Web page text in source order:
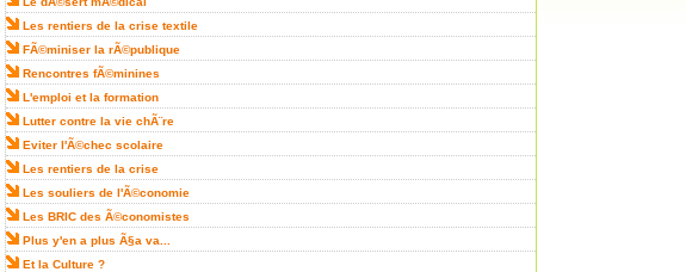
Les rentiers de la crise textile
FÃ©miniser la rÃ©publique
Rencontres fÃ©minines
L'emploi et la formation
Lutter contre la vie chÃ¨re
Eviter l'Ã©chec scolaire
Les rentiers de la crise
Les souliers de l'Ã©conomie
Les BRIC des Ã©conomistes
Plus y'en a plus Ã§a va...
Et la Culture ?